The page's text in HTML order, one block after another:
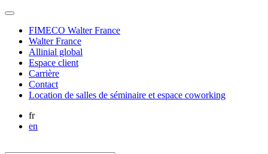
FIMECO Walter France
Walter France
Allinial global
Espace client
Carrière
Contact
Location de salles de séminaire et espace coworking
fr
en